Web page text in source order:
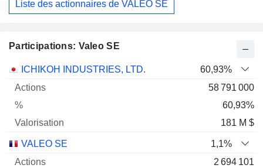
Liste des actionnaires de VALEO SE
Participations: Valeo SE
Nom Actions % Valorisation
ICHIKOH INDUSTRIES, LTD.
60,93%
58 791 000
60,93%
181 M $
VALEO SE
1,1%
2 694 101